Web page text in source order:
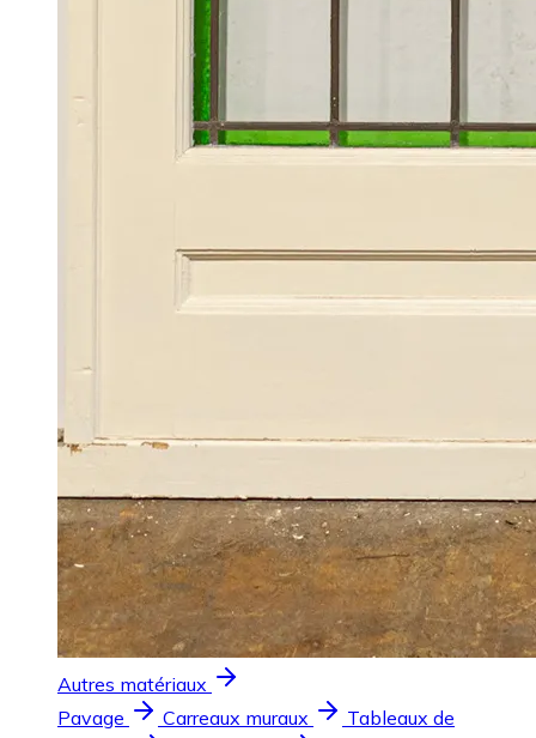
Autres matériaux
Pavage
Carreaux muraux
Tableaux de